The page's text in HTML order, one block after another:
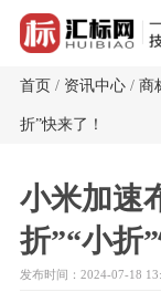
首页 / 资讯中心 / 商
折”快来了！
小米加速
折”“小折
发布时间：2024-07-18